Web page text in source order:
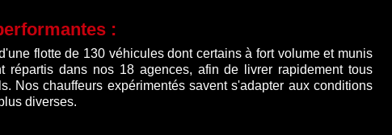
:
flotte de 130 véhicules dont certains à fort volume et munis
répartis dans nos 18 agences, afin de livrer rapidement tous
Nos chauffeurs expérimentés savent s'adapter aux conditions
diverses.